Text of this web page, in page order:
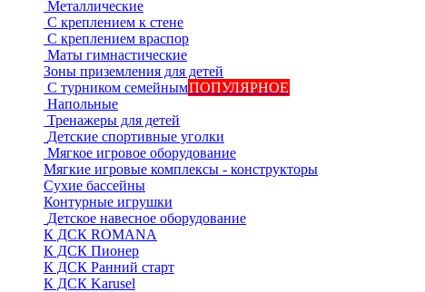
Металлические
С креплением к стене
С креплением враспор
Маты гимнастические
Зоны приземления для детей
С турником семейнымПОПУЛЯРНОЕ
Напольные
Тренажеры для детей
Детские спортивные уголки
Мягкое игровое оборудование
Мягкие игровые комплексы - конструкторы
Сухие бассейны
Контурные игрушки
Детское навесное оборудование
К ДСК ROMANA
К ДСК Пионер
К ДСК Ранний старт
К ДСК Karusel